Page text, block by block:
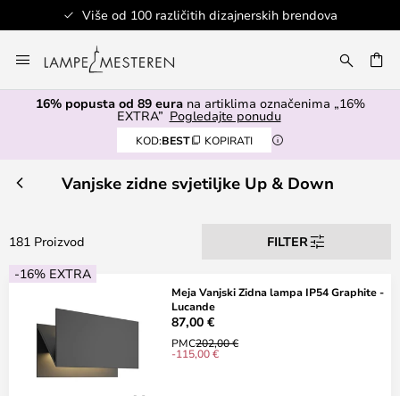
Sigurno plaćanje
to
Content
16% popusta od 89 eurana artiklima označenima „16%
EXTRA” Pogledajte ponudu
KOD:BEST KOPIRATI
Vanjske zidne svjetiljke Up & Down
181 Proizvod
FILTER
-16% EXTRA
Meja Vanjski Zidna lampa IP54 Graphite -
Lucande
87,00 €
PMC202,00 €
-115,00 €